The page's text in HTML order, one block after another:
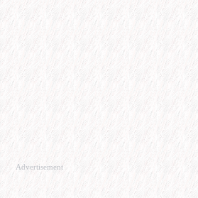
Advertisement